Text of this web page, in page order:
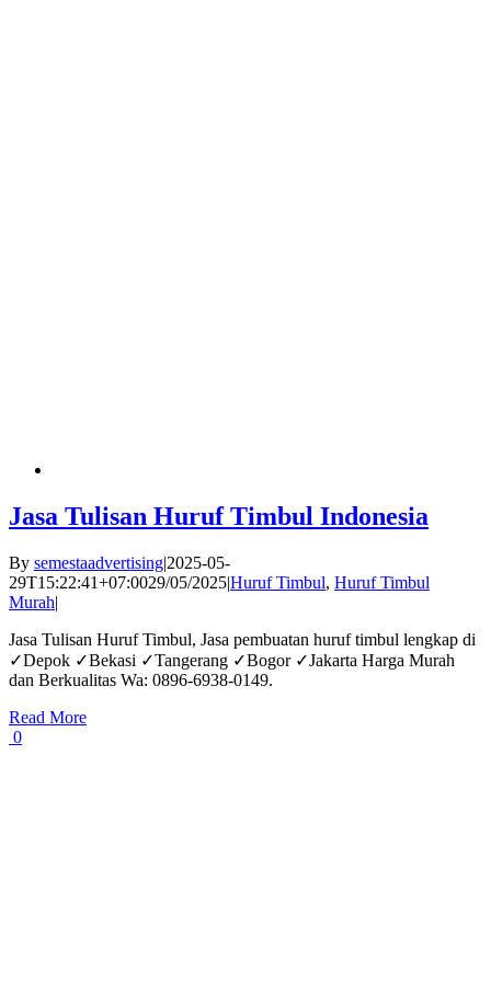
Jasa Tulisan Huruf Timbul Indonesia
By semestaadvertising|2025-05-
29T15:22:41+07:0029/05/2025|Huruf Timbul, Huruf Timbul
Murah|
Jasa Tulisan Huruf Timbul, Jasa pembuatan huruf timbul lengkap di
✓Depok ✓Bekasi ✓Tangerang ✓Bogor ✓Jakarta Harga Murah
dan Berkualitas Wa: 0896-6938-0149.
Read More
0